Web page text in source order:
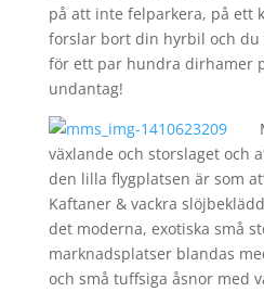
på att inte felparkera, på ett
forslar bort din hyrbil och du
för ett par hundra dirhamer
undantag!
växlande och storslaget och
den lilla flygplatsen är som
Kaftaner & vackra
det moderna, exotiska små
marknadsplatser blandas
och små tuffsiga åsnor med